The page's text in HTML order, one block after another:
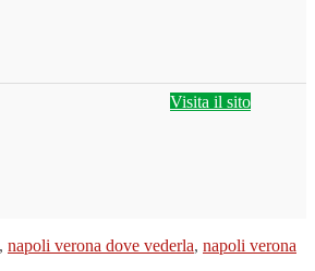
Visita il sito
, napoli verona dove vederla, napoli verona